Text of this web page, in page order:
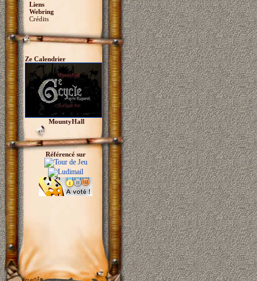
Liens
Webring
Crédits
Ze Calendrier
MountyHall
Référencé sur